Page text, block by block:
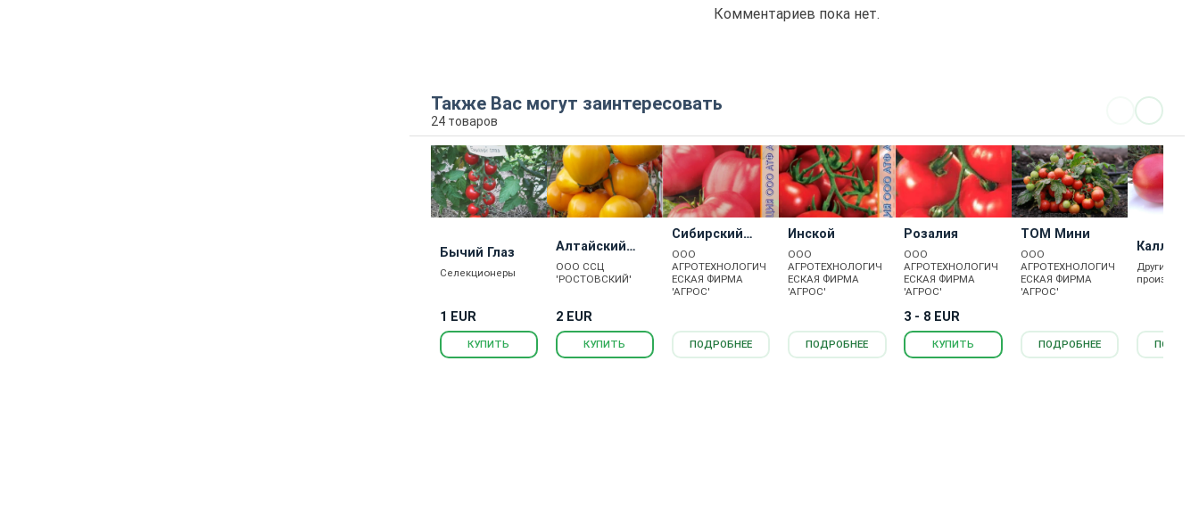
Комментариев пока нет.
Также Вас могут заинтересовать
24 товаров
Бычий Глаз
Селекционеры
1 EUR
КУПИТЬ
Алтайский
МЕД
ООО ССЦ
'РОСТОВСКИЙ'
2 EUR
КУПИТЬ
Сибирский
Розовоплодн
ый
ООО
АГРОТЕХНОЛОГИЧ
ЕСКАЯ ФИРМА
'АГРОС'
ПОДРОБНЕЕ
Инской
ООО
АГРОТЕХНОЛОГИЧ
ЕСКАЯ ФИРМА
'АГРОС'
ПОДРОБНЕЕ
Розалия
ООО
АГРОТЕХНОЛОГИЧ
ЕСКАЯ ФИРМА
'АГРОС'
3 - 8 EUR
КУПИТЬ
ТОМ Мини
ООО
АГРОТЕХНОЛОГИЧ
ЕСКАЯ ФИРМА
'АГРОС'
ПОДРОБНЕЕ
Каллиопа
Другие